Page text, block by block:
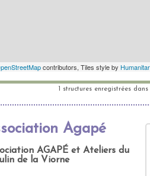
1 structures enregistrées
Agapé
AGAPÉ et Ateliers du
de la Viorne